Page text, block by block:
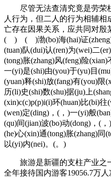
尽管无法查清究竟是劳荣
人行为，但二人的行为相辅
亡存在因果关系，应共同对
( ) ( )渤(bo)海(hai)证(zheng)
(tuan)队(dui)认(ren)为(wei)二
(tong)胀(zhang)风(feng)险
一(yi)是(shi)由(you)于(yu)目
(yuan)释(shi)放(fang)有(you)限
历(li)史(shi)数(shu)据(ju)上
(xin)c(c)p(p)i(i)环(huan)比(bi)
(wen)定(ding)，(，)一(yi)般
(qu)间(jian)波(bo)动(dong)，(
(he)心(xin)通(tong)胀(zhang)同
以(yi)内(nei)。(。)
旅游是新疆的支柱产业之
全年接待国内游客19056.7万